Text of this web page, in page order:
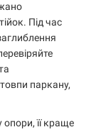
Під час
паркану,
її краще